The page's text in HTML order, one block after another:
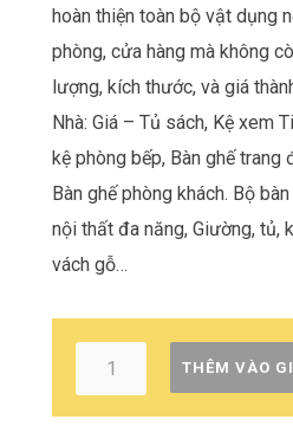
hoàn thiện toàn bộ vật dụng
phòng, cửa hàng mà không
lượng, kích thước, và giá
Nhà: Giá – Tủ sách, Kệ xem
kệ phòng bếp, Bàn ghế trang
Bàn ghế phòng khách. Bộ
nội thất đa năng, Giường, tủ,
vách gỗ…
THÊM VÀO